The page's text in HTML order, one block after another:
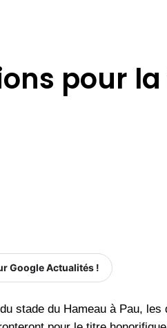
pour
Google Actualités !
stade du Hameau à Pau,